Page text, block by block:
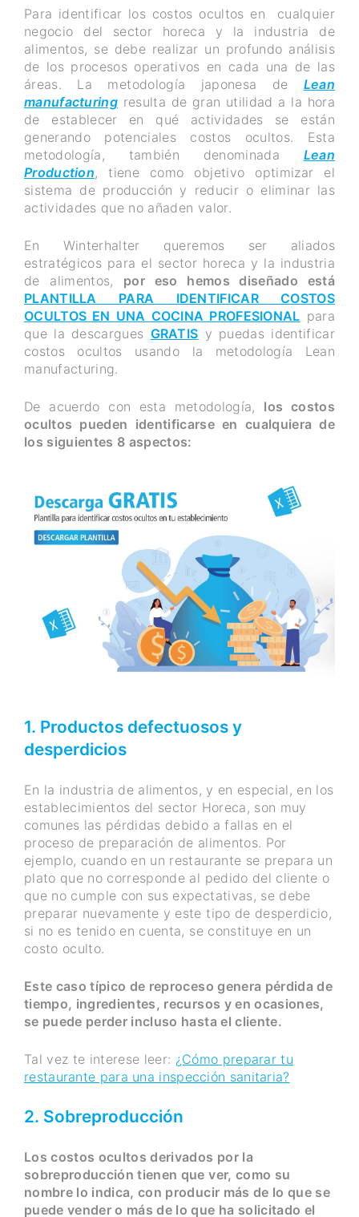
Para identificar los costos ocultos en cualquier
negocio del sector horeca y la industria de
alimentos, se debe realizar un profundo análisis
de los procesos operativos en cada una de las
áreas. La metodología japonesa de Lean
manufacturingresulta de gran utilidad a la hora
de establecer en qué actividades se están
generando potenciales costos ocultos. Esta
metodología, también denominada Lean
Production, tiene como objetivo optimizar el
sistema de producción y reducir o eliminar las
actividades que no añaden valor.
En Winterhalter queremos ser aliados
estratégicos para el sector horeca y la industria
de alimentos, por eso hemos diseñado está
PLANTILLA PARA IDENTIFICAR COSTOS
OCULTOS EN UNA COCINA PROFESIONAL para
que la descargues GRATIS y puedas identificar
costos ocultos usando la metodología Lean
manufacturing.
De acuerdo con esta metodología, los costos
ocultos pueden identificarse en cualquiera de
los siguientes 8 aspectos:
1. Productos defectuosos y
desperdicios
En la industria de alimentos, y en especial, en los
establecimientos del sector Horeca, son muy
comunes las pérdidas debido a fallas en el
proceso de preparación de alimentos. Por
ejemplo, cuando en un restaurante se prepara un
plato que no corresponde al pedido del cliente o
que no cumple con sus expectativas, se debe
preparar nuevamente y este tipo de desperdicio,
si no es tenido en cuenta, se constituye en un
costo oculto.
Este caso típico de reproceso genera pérdida de
tiempo, ingredientes, recursos y en ocasiones,
se puede perder incluso hasta el cliente.
Tal vez te interese leer: ¿Cómo preparar tu
restaurante para una inspección sanitaria?
2. Sobreproducción
Los costos ocultos derivados por la
sobreproducción tienen que ver, como su
nombre lo indica, con producir más de lo que se
puede vender o más de lo que ha solicitado el